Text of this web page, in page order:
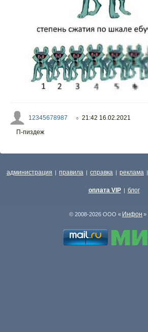
12345678987 ○ 21:42 16.02.2021
П-пиздеж
администрация | правила | справка | реклама |
оплата VIP | блог
© 2008-2026 ООО « Инфон »